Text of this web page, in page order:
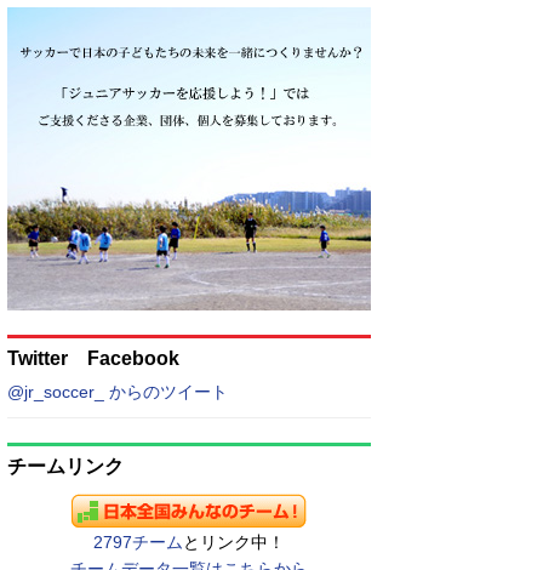
Twitter Facebook
@jr_soccer_ からのツイート
チームリンク
2797チーム とリンク中！